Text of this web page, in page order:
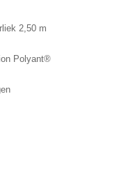
2,50 m
Polyant®